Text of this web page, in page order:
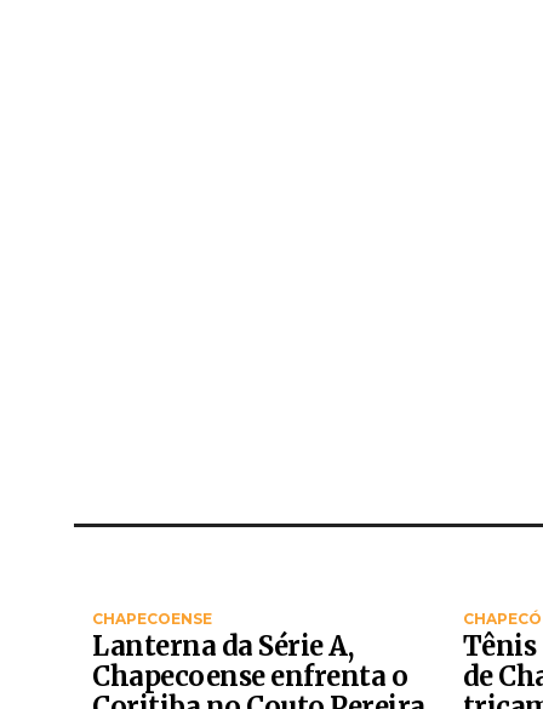
CHAPECOENSE
Lanterna da Série A,
Chapecoense enfrenta o
CHAPECÓ
Tênis
de